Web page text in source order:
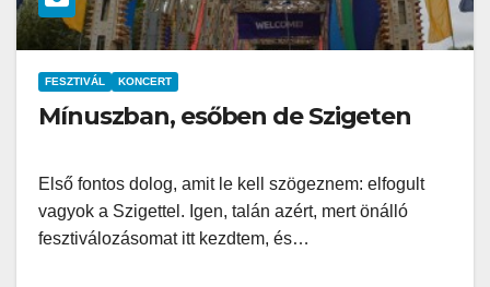
FESZTIVÁL KONCERT
Mínuszban, esőben de Szigeten
Első fontos dolog, amit le kell szögeznem: elfogult
vagyok a Szigettel. Igen, talán azért, mert önálló
fesztiválozásomat itt kezdtem, és…